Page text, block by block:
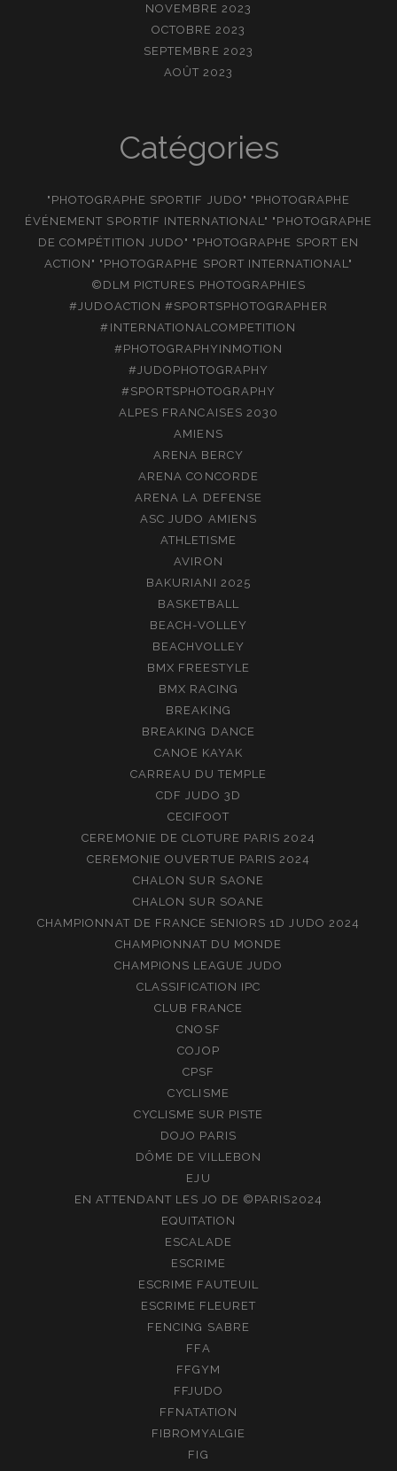
NOVEMBRE 2023
OCTOBRE 2023
SEPTEMBRE 2023
AOÛT 2023
Catégories
"PHOTOGRAPHE SPORTIF JUDO" "PHOTOGRAPHE
ÉVÉNEMENT SPORTIF INTERNATIONAL" "PHOTOGRAPHE
DE COMPÉTITION JUDO" "PHOTOGRAPHE SPORT EN
ACTION" "PHOTOGRAPHE SPORT INTERNATIONAL"
©DLM PICTURES PHOTOGRAPHIES
#JUDOACTION #SPORTSPHOTOGRAPHER
#INTERNATIONALCOMPETITION
#PHOTOGRAPHYINMOTION
#JUDOPHOTOGRAPHY
#SPORTSPHOTOGRAPHY
ALPES FRANCAISES 2030
AMIENS
ARENA BERCY
ARENA CONCORDE
ARENA LA DEFENSE
ASC JUDO AMIENS
ATHLETISME
AVIRON
BAKURIANI 2025
BASKETBALL
BEACH-VOLLEY
BEACHVOLLEY
BMX FREESTYLE
BMX RACING
BREAKING
BREAKING DANCE
CANOE KAYAK
CARREAU DU TEMPLE
CDF JUDO 3D
CECIFOOT
CEREMONIE DE CLOTURE PARIS 2024
CEREMONIE OUVERTUE PARIS 2024
CHALON SUR SAONE
CHALON SUR SOANE
CHAMPIONNAT DE FRANCE SENIORS 1D JUDO 2024
CHAMPIONNAT DU MONDE
CHAMPIONS LEAGUE JUDO
CLASSIFICATION IPC
CLUB FRANCE
CNOSF
COJOP
CPSF
CYCLISME
CYCLISME SUR PISTE
DOJO PARIS
DÔME DE VILLEBON
EJU
EN ATTENDANT LES JO DE ©PARIS2024
EQUITATION
ESCALADE
ESCRIME
ESCRIME FAUTEUIL
ESCRIME FLEURET
FENCING SABRE
FFA
FFGYM
FFJUDO
FFNATATION
FIBROMYALGIE
FIG